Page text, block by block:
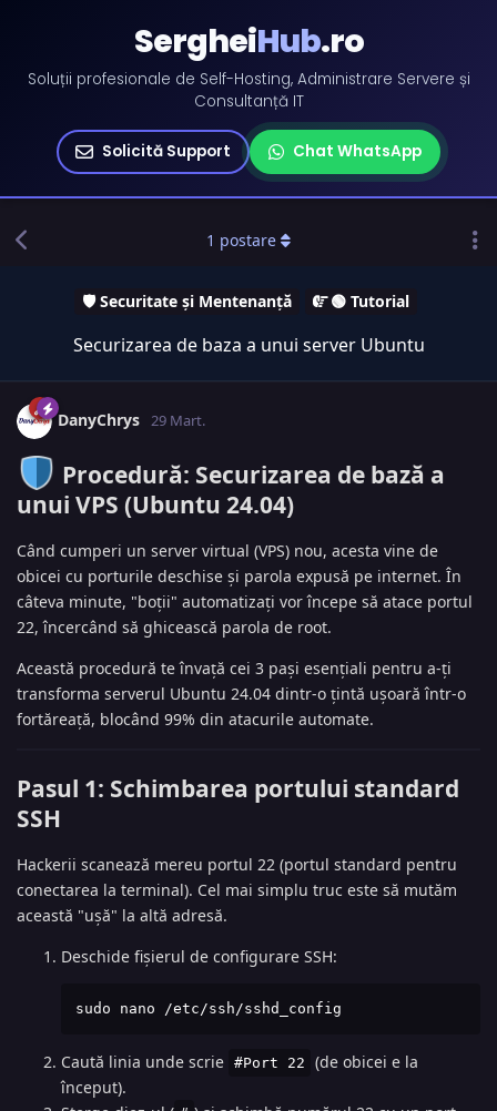
SergheiHub.ro
Soluții profesionale de Self-Hosting, Administrare Servere și
Consultanță IT
Solicită Support Chat WhatsApp
🛡️ Securitate și Mentenanță 🟢 Tutorial
Securizarea de baza a unui server Ubuntu
1 postare
DanyChrys 29 Mart.
Procedură: Securizarea de bază a
unui VPS (Ubuntu 24.04)
Când cumperi un server virtual (VPS) nou, acesta vine de
obicei cu porturile deschise și parola expusă pe internet. În
câteva minute, "boții" automatizați vor începe să atace portul
22, încercând să ghicească parola de root.
Această procedură te învață cei 3 pași esențiali pentru a-ți
transforma serverul Ubuntu 24.04 dintr-o țintă ușoară într-o
fortăreață, blocând 99% din atacurile automate.
Pasul 1: Schimbarea portului standard
SSH
Hackerii scanează mereu portul 22 (portul standard pentru
conectarea la terminal). Cel mai simplu truc este să mutăm
această "ușă" la altă adresă.
Deschide fișierul de configurare SSH:
sudo nano /etc/ssh/sshd_config
Caută linia unde scrie #Port 22
(de obicei e la
început).